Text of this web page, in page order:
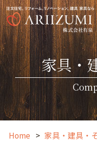
家具・
Home 家具・建具・